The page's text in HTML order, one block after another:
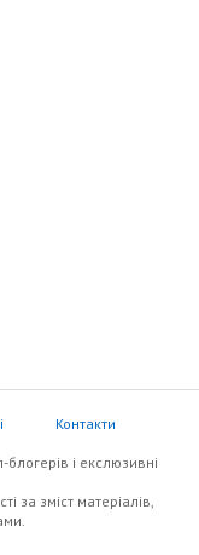
Контакти
блогерів i екслюзивнi
за зміст матеріалів,